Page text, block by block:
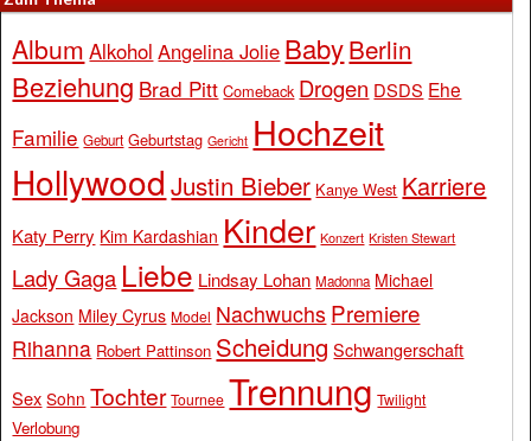
Album Alkohol Angelina Jolie BabyBerlin
Beziehung Brad Pitt Comeback Drogen DSDS Ehe
Familie Geburt Geburtstag Gericht Hochzeit
Hollywood Justin Bieber Kanye West Karriere
Katy Perry Kim Kardashian Kinder Konzert Kristen Stewart
Lady Gaga Liebe Lindsay Lohan Madonna Michael
Jackson Miley Cyrus Model Nachwuchs Premiere
Rihanna Robert Pattinson Scheidung Schwangerschaft
Sex Sohn Tochter Tournee Trennung Twilight
Verlobung